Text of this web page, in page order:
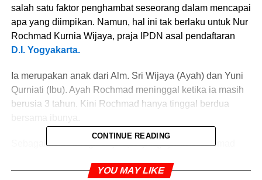
salah satu faktor penghambat seseorang dalam mencapai
apa yang diimpikan. Namun, hal ini tak berlaku untuk Nur
Rochmad Kurnia Wijaya, praja IPDN asal pendaftaran
D.I. Yogyakarta.
Ia merupakan anak dari Alm. Sri Wijaya (Ayah) dan Yuni
Qurniati (Ibu). Ayah Rochmad meninggal ketika ia masih
berusia 3 tahun. Kini Rochmad hanya tinggal berdua
Sebagai Ibu sekaligus Ayah, sayangnya ibu Rochmad
menimpa Yogyakarta beberapa waktu silam, hingga ia
CONTINUE READING
YOU MAY LIKE